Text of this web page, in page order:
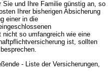
Sie und Ihre Familie günstig an, so
Ihrer bisherigen Absicherung
einer in die
so umfangreich wie eine
ist, sollten
- Liste der Versicherungen,